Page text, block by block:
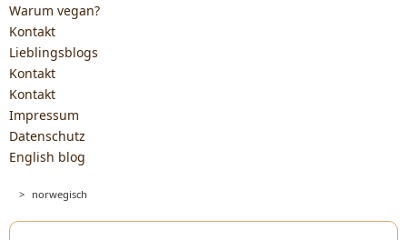
Warum vegan?
Kontakt
Lieblingsblogs
Kontakt
Kontakt
Impressum
Datenschutz
English blog
> norwegisch